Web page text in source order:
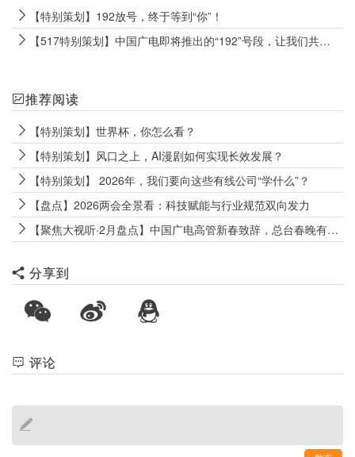
【特别策划】192放号，终于等到“你”！
【517特别策划】中国广电即将推出的“192”号段，让我们共同见证！
推荐阅读
【特别策划】世界杯，你怎么看？
【特别策划】风口之上，AI漫剧如何实现长效发展？
【特别策划】 2026年，我们要向这些有线公司“学什么”？
【盘点】2026两会全景看：科技赋能与行业规范双向发力
【聚焦大视听·2月盘点】中国广电高管新春致辞，总台春晚有哪些黑科技？
分享到
评论